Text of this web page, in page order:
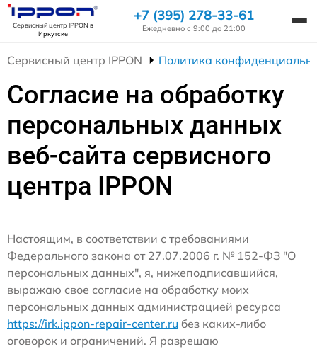
Сервисный центр IPPON в
Иркутске
+7 (395) 278-33-61
Ежедневно с 9:00 до 21:00
Сервисный центр IPPON Политика
Согласие на обработку
персональных данных
веб-сайта сервисного
центра IPPON
Настоящим, в соответствии с требованиями
Федерального закона от 27.07.2006 г. № 152-ФЗ "О
персональных данных", я, нижеподписавшийся,
выражаю свое согласие на обработку моих
персональных данных администрацией ресурса
https://irk.ippon-repair-center.ru без каких-либо
оговорок и ограничений. Я разрешаю